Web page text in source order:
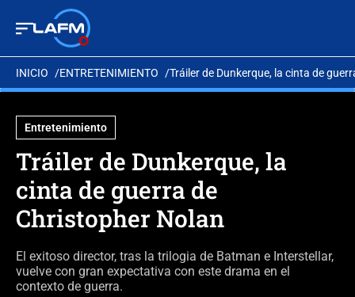
INICIO ENTRETENIMIENTO Tráiler de Dunkerque, la cinta de
Entretenimiento
Tráiler de Dunkerque, la
cinta de guerra de
Christopher Nolan
El exitoso director, tras la trilogia de Batman e Interstellar,
vuelve con gran expectativa con este drama en el
contexto de guerra.